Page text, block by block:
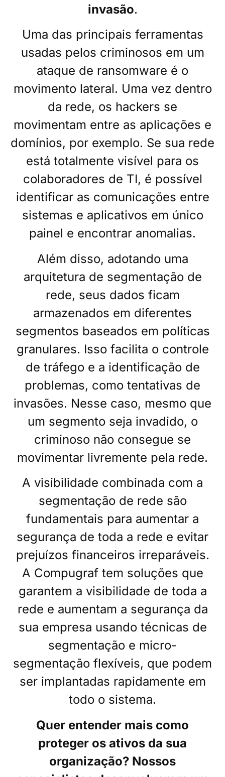
invasão.
Uma das principais ferramentas
usadas pelos criminosos em um
ataque de ransomware é o
movimento lateral. Uma vez dentro
da rede, os hackers se
movimentam entre as aplicações e
domínios, por exemplo. Se sua rede
está totalmente visível para os
colaboradores de TI, é possível
identificar as comunicações entre
sistemas e aplicativos em único
painel e encontrar anomalias.
Além disso, adotando uma
arquitetura de segmentação de
rede, seus dados ficam
armazenados em diferentes
segmentos baseados em políticas
granulares. Isso facilita o controle
de tráfego e a identificação de
problemas, como tentativas de
invasões. Nesse caso, mesmo que
um segmento seja invadido, o
criminoso não consegue se
movimentar livremente pela rede.
A visibilidade combinada com a
segmentação de rede são
fundamentais para aumentar a
segurança de toda a rede e evitar
prejuízos financeiros irreparáveis.
A Compugraf tem soluções que
garantem a visibilidade de toda a
rede e aumentam a segurança da
sua empresa usando técnicas de
segmentação e micro-
segmentação flexíveis, que podem
ser implantadas rapidamente em
todo o sistema.
Quer entender mais como
proteger os ativos da sua
organização? Nossos